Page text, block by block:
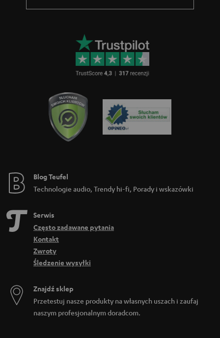
Blog Teufel
Technologie audio, Trendy hi-fi, Porady i wskazówki
Serwis
Często zadawane pytania
Kontakt
Zwroty
Śledzenie wysyłki
Znajdź sklep
Przetestuj nasze produkty na własnych uszach i zaufaj
naszym profesjonalnym doradcom.